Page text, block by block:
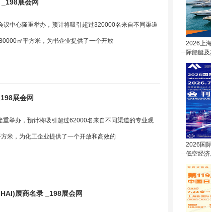
展会网
中心隆重举办，预计将吸引超过320000名来自不同渠道
㎡平方米，为书企业提供了一个开放
展会网
举办，预计将吸引超过62000名来自不同渠道的专业观
米，为化工企业提供了一个开放和高效的
展商名录 _198展会网
2026上
际船艇
际公务
2026国
低空经